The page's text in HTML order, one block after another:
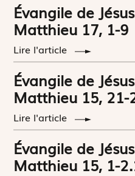
Évangile de
Matthieu 17, 1-9
Lire l'article
Évangile de
Matthieu 15, 21-
Lire l'article
Évangile de
Matthieu 15, 1-